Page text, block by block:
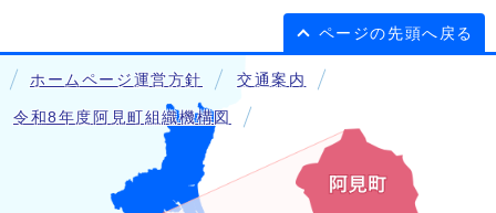
ページの先頭へ戻る
ホームページ運営方針 交通案内
令和8年度阿見町組織機構図